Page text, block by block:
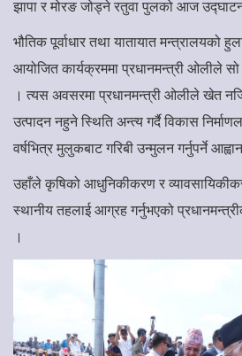
झापा र मोरङ जोड्ने रतुवा पुलको आज
भौतिक पूर्वाधार तथा यातायात मन्त्रालयको
आयोजित कार्यक्रममा प्रधानमन्त्री ओलीले
। त्यस अवसरमा प्रधानमन्त्री ओलीले खेत
उत्पादन नहुने स्थिति अन्त्य गर्दै विकास
वर्षभित्र मुलुकबाट गरिबी उन्मुलन गर्नुपर्ने
उहाँले कृषिको आधुनिकीकरण र
स्थानीय तहलाई आग्रह गर्नुभएको
।